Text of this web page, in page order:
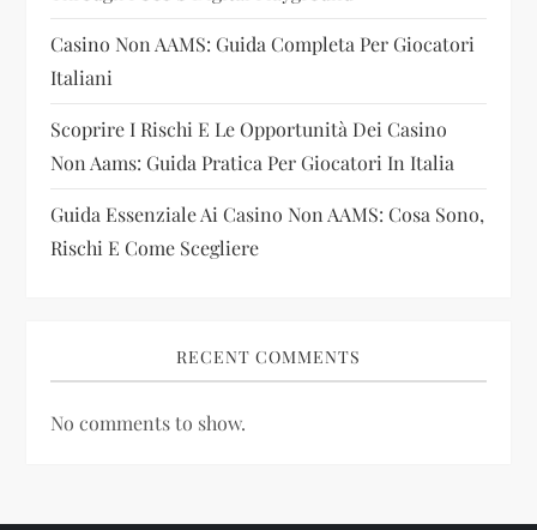
o
n
Casino Non AAMS: Guida Completa Per Giocatori
Italiani
Scoprire I Rischi E Le Opportunità Dei Casino
Non Aams: Guida Pratica Per Giocatori In Italia
Guida Essenziale Ai Casino Non AAMS: Cosa Sono,
Rischi E Come Scegliere
RECENT COMMENTS
No comments to show.